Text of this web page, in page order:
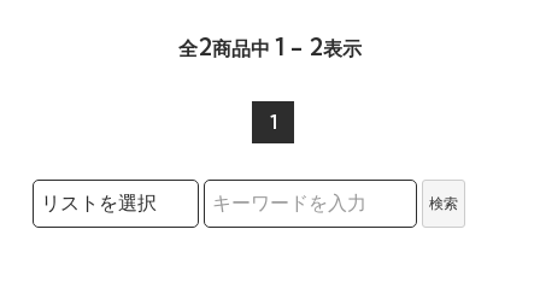
全2商品中 1 - 2表示
1
検索リストの選択
検索